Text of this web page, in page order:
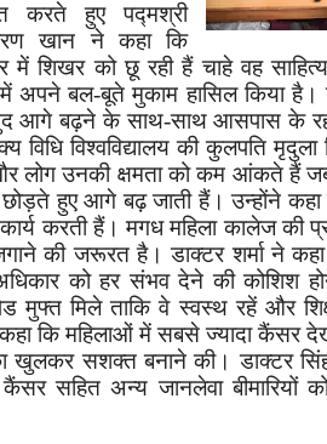
करते हुए पद्मश्री
खान ने कहा कि
में शिखर को छू रही हैं चाहे वह
अपने बल-बूते मुकाम हासिल किया है।
आगे बढ़ने के साथ-साथ आसपास के
विधि विश्वविद्यालय की कुलपति
लोग उनकी क्षमता को कम आंकते हैं
हुए आगे बढ़ जाती हैं। उन्होंने कहा
करती हैं। मगध महिला कालेज की
की जरूरत है। डाक्टर शर्मा ने
को हर संभव देने की कोशिश
मुफ्त मिले ताकि वे स्वस्थ रहें और
कहा कि महिलाओं में सबसे ज्यादा
खुलकर सशक्त बनाने की। डाक्टर
सहित अन्य जानलेवा बीमारियों